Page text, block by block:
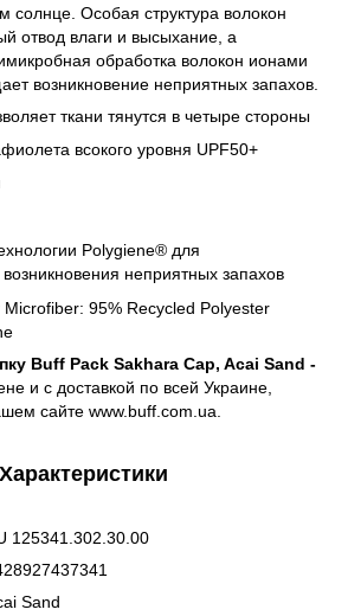
солнце. Особая структура волокон
отвод влаги и высыхание, а
обработка волокон ионами
возникновение неприятных запахов.
ткани тянутся в четыре стороны
всокого уровня UPF50+
Polygiene® для
неприятных запахов
Microfiber: 95% Recycled Polyester
Buff Pack Sakhara Cap, Acai Sand -
и с доставкой по всей Украине,
сайте www.buff.com.ua.
Характеристики
125341.302.30.00
Sand